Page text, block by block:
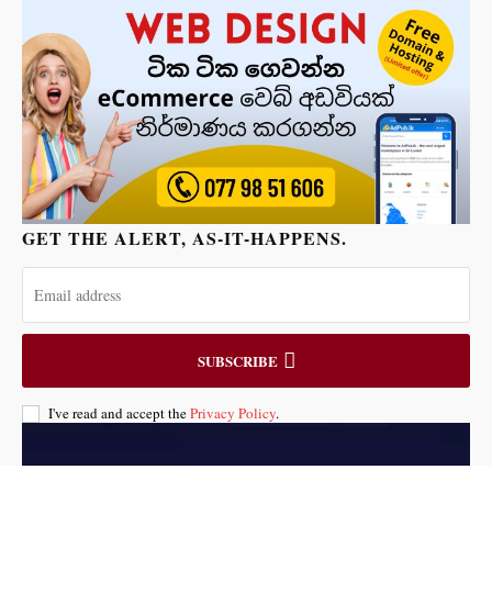
GET THE ALERT, AS-IT-HAPPENS.
SUBSCRIBE
I've read and accept thePrivacy Policy.